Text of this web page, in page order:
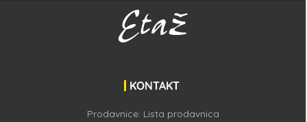
KONTAKT
Prodavnice: Lista prodavnica